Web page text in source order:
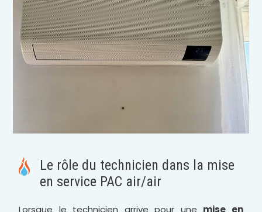
Le rôle du technicien dans la mise
en service PAC air/air
Lorsque le technicien arrive pour une mise en